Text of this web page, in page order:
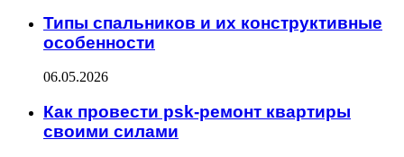
Типы спальников и их конструктивные
особенности
06.05.2026
Как провести psk-ремонт квартиры
своими силами